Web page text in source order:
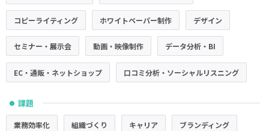
コピーライティング ホワイトペーパー制作 デザイン
セミナー・展示会 動画・映像制作 データ分析・BI
EC・通販・ネットショップ 口コミ分析・ソーシャルリスニング
● 課題
業務効率化 組織づくり キャリア ブランディング